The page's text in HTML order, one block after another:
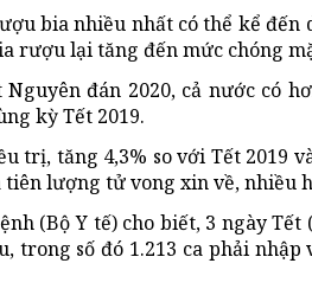
bia nhiều nhất có thể kể đến
rượu lại tăng đến mức chóng
đán 2020, cả nước có
kỳ Tết 2019.
trị, tăng 4,3% so với Tết 2019
lượng tử vong xin về, nhiều
(Bộ Y tế) cho biết, 3 ngày
trong số đó 1.213 ca phải